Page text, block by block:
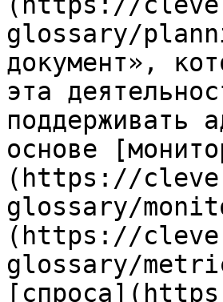
glossary/
документ»,
эта
поддерживать
основе
(https://
glossary/
(https://
glossary/